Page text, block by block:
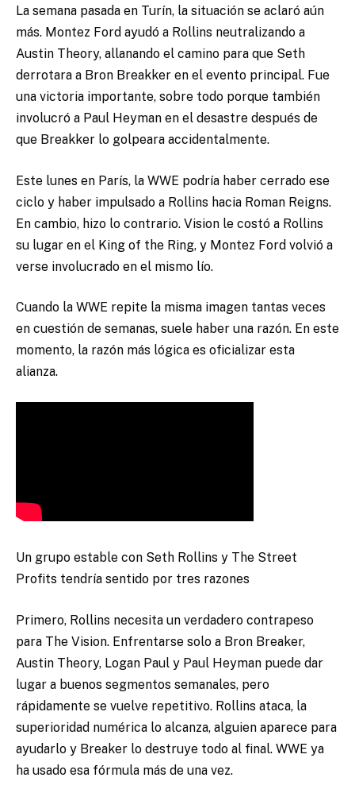
La semana pasada en Turín, la situación se aclaró aún
más. Montez Ford ayudó a Rollins neutralizando a
Austin Theory, allanando el camino para que Seth
derrotara a Bron Breakker en el evento principal. Fue
una victoria importante, sobre todo porque también
involucró a Paul Heyman en el desastre después de
que Breakker lo golpeara accidentalmente.
Este lunes en París, la WWE podría haber cerrado ese
ciclo y haber impulsado a Rollins hacia Roman Reigns.
En cambio, hizo lo contrario. Vision le costó a Rollins
su lugar en el King of the Ring, y Montez Ford volvió a
verse involucrado en el mismo lío.
Cuando la WWE repite la misma imagen tantas veces
en cuestión de semanas, suele haber una razón. En este
momento, la razón más lógica es oficializar esta
alianza.
Un grupo estable con Seth Rollins y The Street
Profits tendría sentido por tres razones
Primero, Rollins necesita un verdadero contrapeso
para The Vision. Enfrentarse solo a Bron Breaker,
Austin Theory, Logan Paul y Paul Heyman puede dar
lugar a buenos segmentos semanales, pero
rápidamente se vuelve repetitivo. Rollins ataca, la
superioridad numérica lo alcanza, alguien aparece para
ayudarlo y Breaker lo destruye todo al final. WWE ya
ha usado esa fórmula más de una vez.